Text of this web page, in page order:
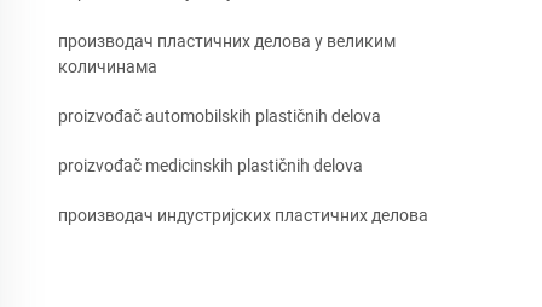
производач пластичних делова у великим
количинама
proizvođač automobilskih plastičnih delova
proizvođač medicinskih plastičnih delova
производач индустријских пластичних делова